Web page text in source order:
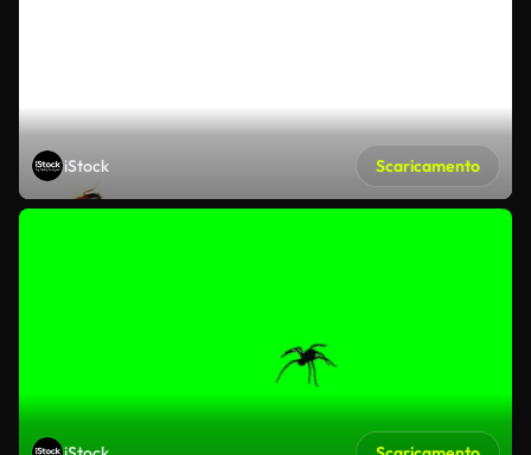
iStock Scaricamento